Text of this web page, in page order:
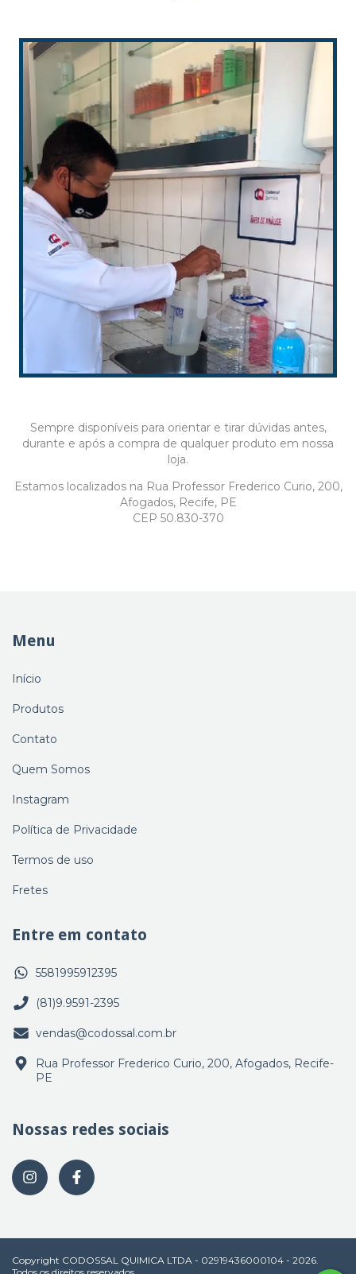
Sempre disponíveis para orientar e tirar dúvidas antes,
durante e após a compra de qualquer produto em nossa
loja.
Estamos localizados na Rua Professor Frederico Curio, 200,
Afogados, Recife, PE
CEP 50.830-370
Menu
Início
Produtos
Contato
Quem Somos
Instagram
Política de Privacidade
Termos de uso
Fretes
Entre em contato
5581995912395
(81)9.9591-2395
vendas@codossal.com.br
Rua Professor Frederico Curio, 200, Afogados, Recife-
PE
Nossas redes sociais
Copyright CODOSSAL QUIMICA LTDA - 02919436000104 - 2026.